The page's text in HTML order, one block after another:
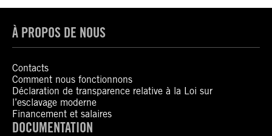
À PROPOS DE NOUS
Contacts
Comment nous fonctionnons
Déclaration de transparence relative à la Loi sur
l’esclavage moderne
Financement et salaires
DOCUMENTATION